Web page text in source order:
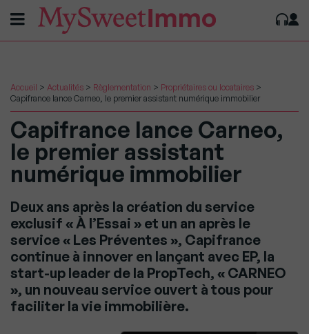
Accueil > Actualités > Règlementation > Propriétaires ou locataires >
Capifrance lance Carneo, le premier assistant numérique immobilier
Capifrance lance Carneo,
le premier assistant
numérique immobilier
Deux ans après la création du service
exclusif « À l’Essai » et un an après le
service « Les Préventes », Capifrance
continue à innover en lançant avec EP, la
start-up leader de la PropTech, « CARNEO
», un nouveau service ouvert à tous pour
faciliter la vie immobilière.